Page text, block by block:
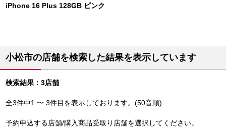
iPhone 16 Plus 128GB ピンク
小松市の店舗を検索した結果を表示しています
検索結果：3店舗
全3件中1 〜 3件目を表示しております。(50音順)
予約申込する店舗/購入商品受取り店舗を選択してください。